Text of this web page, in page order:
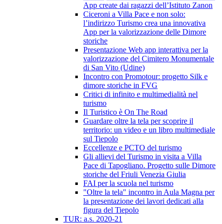
App create dai ragazzi dell’Istituto Zanon
Ciceroni a Villa Pace e non solo:
l’indirizzo Turismo crea una innovativa
App per la valorizzazione delle Dimore
storiche
Presentazione Web app interattiva per la
valorizzazione del Cimitero Monumentale
di San Vito (Udine)
Incontro con Promotour: progetto Silk e
dimore storiche in FVG
Critici di infinito e multimedialità nel
turismo
Il Turistico è On The Road
Guardare oltre la tela per scoprire il
territorio: un video e un libro multimediale
sul Tiepolo
Eccellenze e PCTO del turismo
Gli allievi del Turismo in visita a Villa
Pace di Tapogliano. Progetto sulle Dimore
storiche del Friuli Venezia Giulia
FAI per la scuola nel turismo
"Oltre la tela" incontro in Aula Magna per
la presentazione dei lavori dedicati alla
figura del Tiepolo
TUR: a.s. 2020-21